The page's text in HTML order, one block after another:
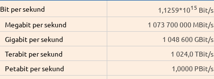
Bit per sekund 1,1259*1015 Bit/s
Megabit per sekund
1 073 700 000 MBit/s
Gigabit per sekund
1 048 600 GBit/s
Terabit per sekund
1 024,0 TBit/s
Petabit per sekund
1,0000 PBit/s